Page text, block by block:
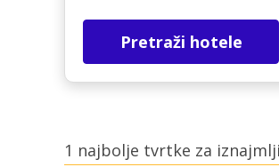
Pretraži hotele
1 najbolje tvrtke za